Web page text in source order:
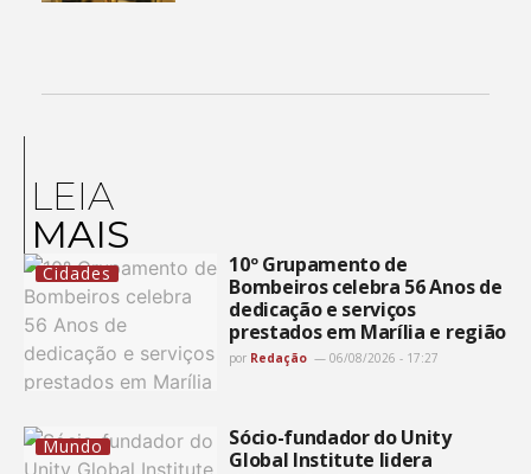
LEIA
MAIS
Cidades
10º Grupamento de
Bombeiros celebra 56 Anos de
dedicação e serviços
prestados em Marília e região
por Redação 06/08/2026 - 17:27
Mundo
Sócio-fundador do Unity
Global Institute lidera